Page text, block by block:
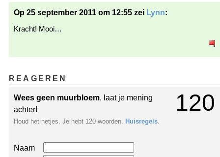
Op 25 september 2011 om 12:55 zei Lynn:
Kracht! Mooi…
REAGEREN
120
Wees geen muurbloem, laat je mening
achter!
Houd het netjes. Je hebt 120 woorden. Huisregels
Naam